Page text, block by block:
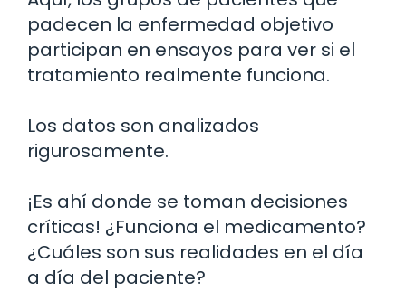
padecen la enfermedad objetivo
participan en ensayos para ver si el
tratamiento realmente funciona.
Los datos son analizados
rigurosamente.
¡Es ahí donde se toman decisiones
críticas! ¿Funciona el medicamento?
¿Cuáles son sus realidades en el día
a día del paciente?